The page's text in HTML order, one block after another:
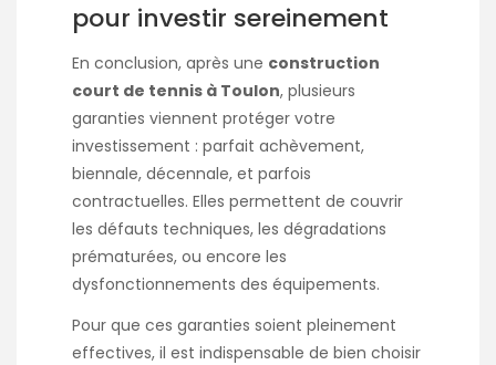
pour investir sereinement
En conclusion, après une construction
court de tennis à Toulon, plusieurs
garanties viennent protéger votre
investissement : parfait achèvement,
biennale, décennale, et parfois
contractuelles. Elles permettent de couvrir
les défauts techniques, les dégradations
prématurées, ou encore les
dysfonctionnements des équipements.
Pour que ces garanties soient pleinement
effectives, il est indispensable de bien choisir